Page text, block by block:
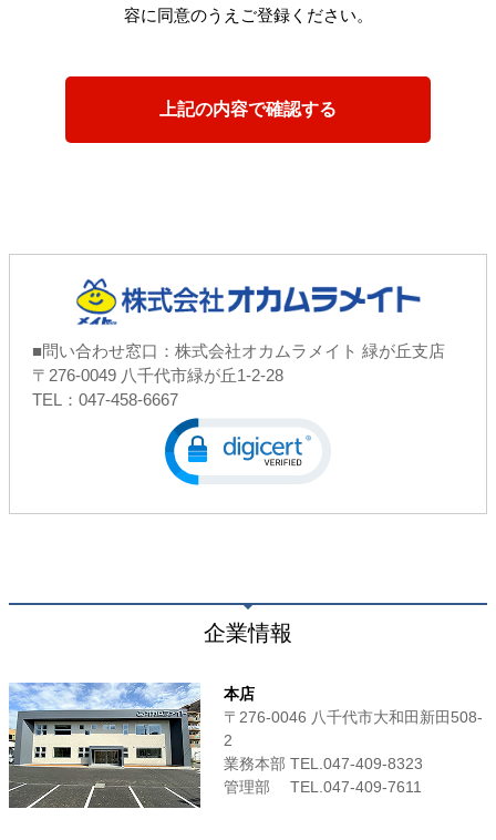
容に同意のうえご登録ください。
■問い合わせ窓口：株式会社オカムラメイト 緑が丘支店
〒276-0049 八千代市緑が丘1-2-28
TEL：047-458-6667
企業情報
本店
〒276-0046 八千代市大和田新田508-
2
業務本部 TEL.047-409-8323
管理部 TEL.047-409-7611